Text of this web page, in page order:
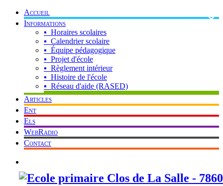
Accueil
Informations
▪ Horaires scolaires
▪ Calendrier scolaire
▪ Équipe pédagogique
▪ Projet d'école
▪ Règlement intérieur
▪ Histoire de l'école
▪ Réseau d'aide (RASED)
Articles
Ent
Els
WebRadio
Contact
×